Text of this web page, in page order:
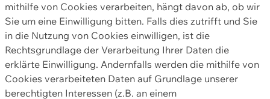
mithilfe von Cookies verarbeiten, hängt davon ab, ob wir
Sie um eine Einwilligung bitten. Falls dies zutrifft und Sie
in die Nutzung von Cookies einwilligen, ist die
Rechtsgrundlage der Verarbeitung Ihrer Daten die
erklärte Einwilligung. Andernfalls werden die mithilfe von
Cookies verarbeiteten Daten auf Grundlage unserer
berechtigten Interessen (z.B. an einem